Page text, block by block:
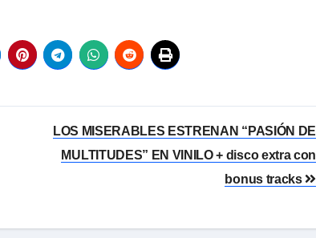
LOS MISERABLES ESTRENAN “PASIÓN DE
MULTITUDES” EN VINILO + disco extra con
bonus tracks